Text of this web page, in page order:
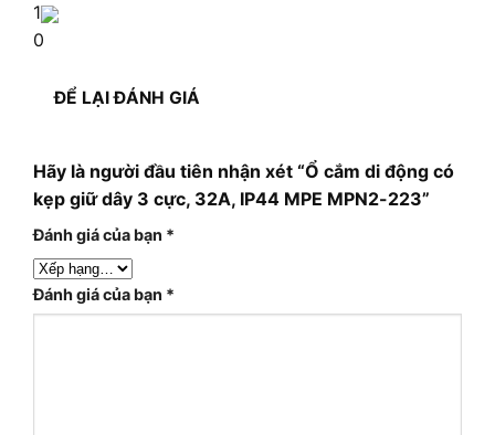
1
0
ĐỂ LẠI ĐÁNH GIÁ
Hãy là người đầu tiên nhận xét “Ổ cắm di động có
kẹp giữ dây 3 cực, 32A, IP44 MPE MPN2-223”
Đánh giá của bạn *
Đánh giá của bạn *